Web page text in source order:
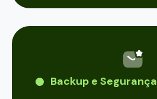
Backup e Segurança